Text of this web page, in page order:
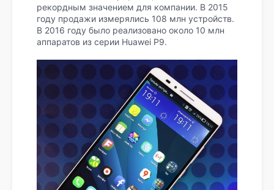
рекордным значением для компании. В 2015
году продажи измерялись 108 млн устройств.
В 2016 году было реализовано около 10 млн
аппаратов из серии Huawei P9.